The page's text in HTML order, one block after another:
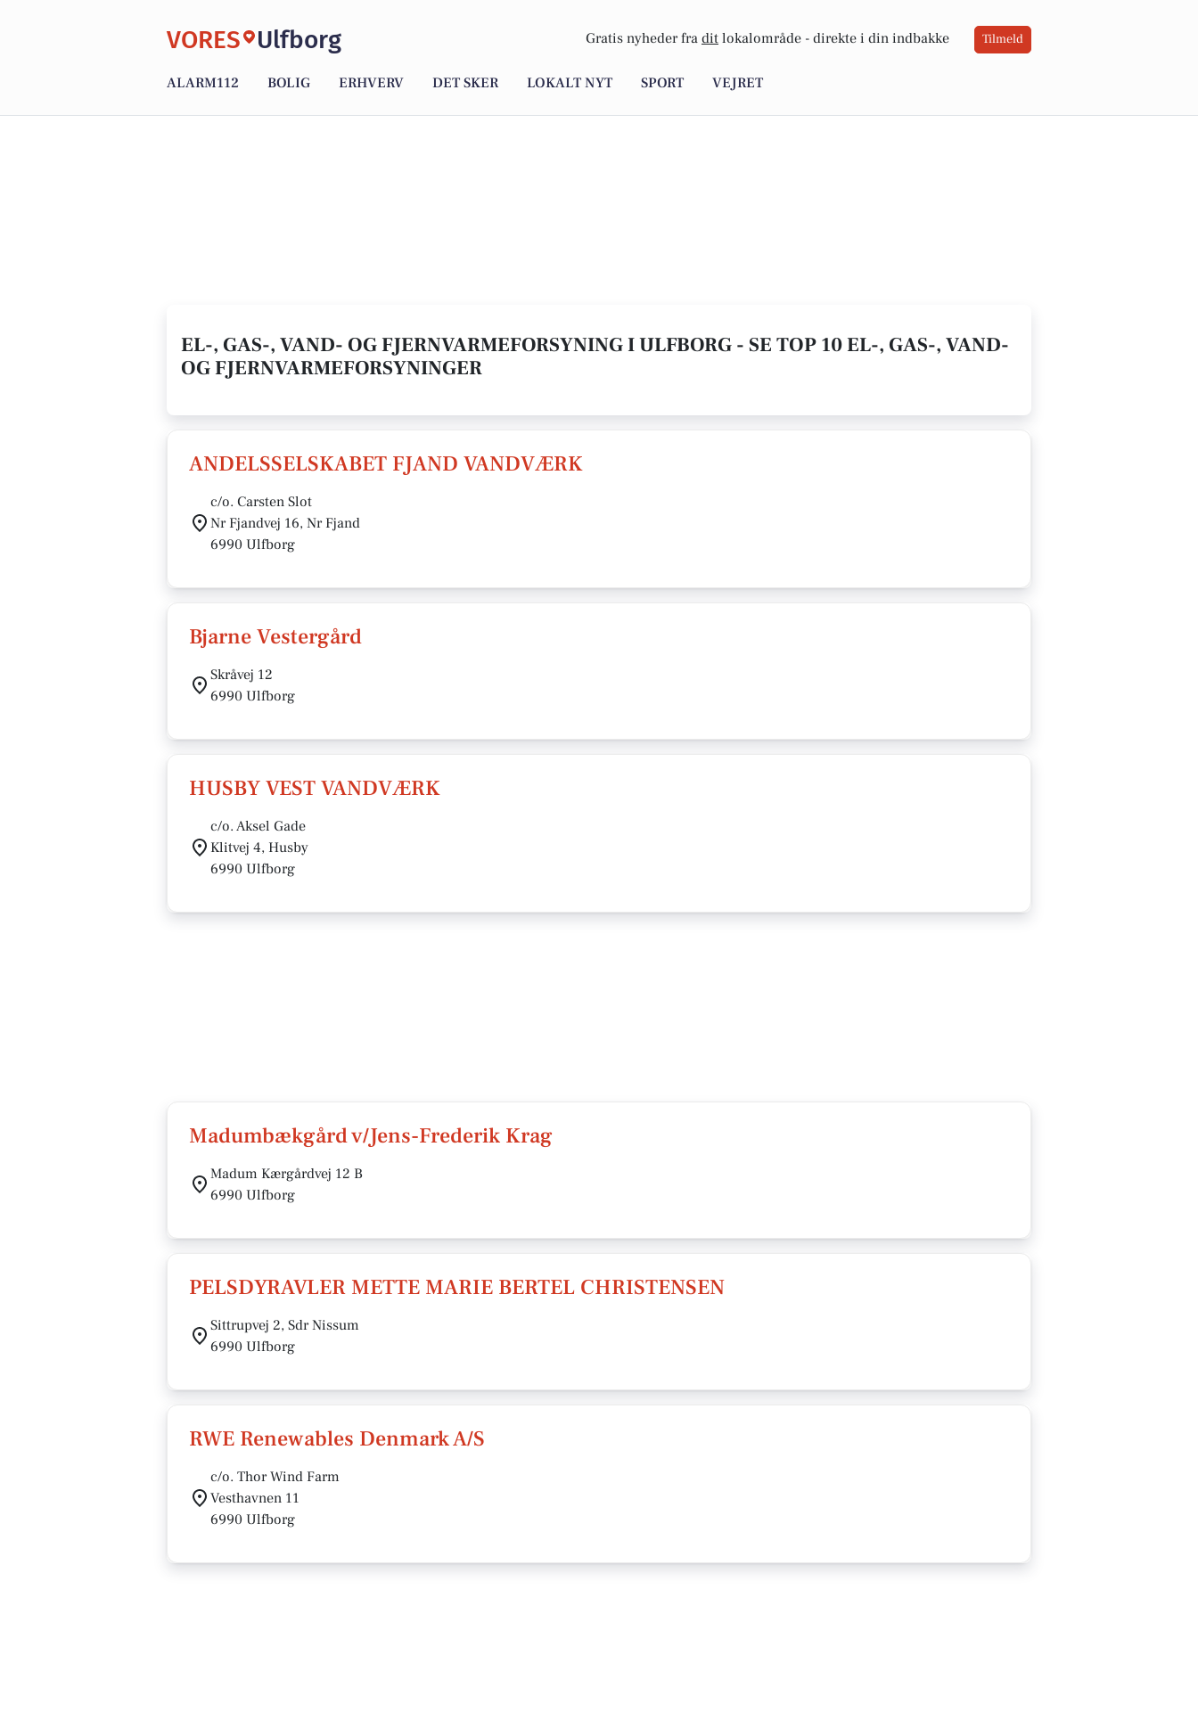
VORES Ulfborg Gratis nyheder fra dit lokalområde - direkte i din indbakke Tilmeld
ALARM112 BOLIG ERHVERV DET SKER LOKALT NYT SPORT VEJRET
EL-, GAS-, VAND- OG FJERNVARMEFORSYNING I ULFBORG - SE TOP 10 EL-, GAS-, VAND-
OG FJERNVARMEFORSYNINGER
ANDELSSELSKABET FJAND VANDVÆRK
c/o. Carsten Slot
Nr Fjandvej 16, Nr Fjand
6990 Ulfborg
Bjarne Vestergård
Skråvej 12
6990 Ulfborg
HUSBY VEST VANDVÆRK
c/o. Aksel Gade
Klitvej 4, Husby
6990 Ulfborg
Madumbækgård v/Jens-Frederik Krag
Madum Kærgårdvej 12 B
6990 Ulfborg
PELSDYRAVLER METTE MARIE BERTEL CHRISTENSEN
Sittrupvej 2, Sdr Nissum
6990 Ulfborg
RWE Renewables Denmark A/S
c/o. Thor Wind Farm
Vesthavnen 11
6990 Ulfborg